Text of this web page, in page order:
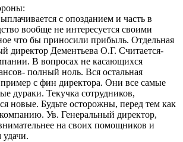
с опозданием и часть в
вообще не интересуется своими
что бы приносили прибыль. Отдельная
директор Дементьева О.Г. Считается-
В вопросах не касающихся
полный ноль. Вся остальная
пример с фин директора. Они все самые
дураки. Текучка сотрудников,
новые. Будьте осторожны, перед тем как
компанию. Ув. Генеральный директор,
на своих помощников и
удачи.